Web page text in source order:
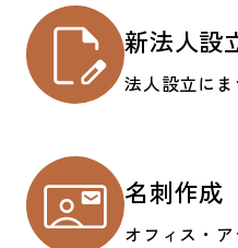
新法人設
法人設立に
名刺作成
オフィス・